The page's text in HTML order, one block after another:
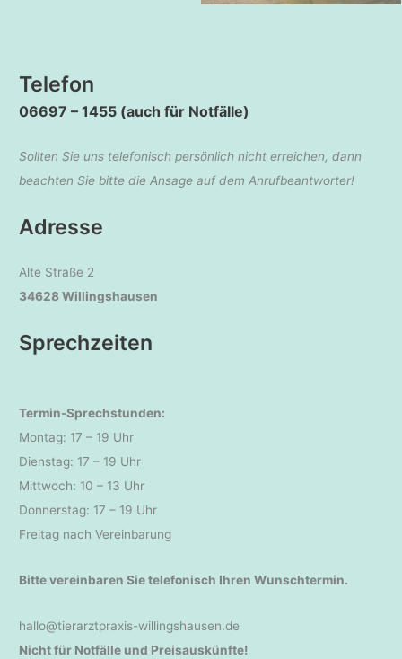
Telefon
06697 – 1455 (auch für Notfälle)
Sollten Sie uns telefonisch persönlich nicht erreichen, dann
beachten Sie bitte die Ansage auf dem Anrufbeantworter!
Adresse
Alte Straße 2
34628 Willingshausen
Sprechzeiten
Termin-Sprechstunden:
Montag: 17 – 19 Uhr
Dienstag: 17 – 19 Uhr
Mittwoch: 10 – 13 Uhr
Donnerstag: 17 – 19 Uhr
Freitag nach Vereinbarung
Bitte vereinbaren Sie telefonisch Ihren Wunschtermin.
hallo@tierarztpraxis-willingshausen.de
Nicht für Notfälle und Preisauskünfte!